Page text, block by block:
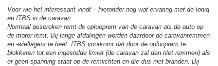
Voor wie het interessant vindt – hieronder nog wat ervaring met de Ioniq
en ITBS in de caravan.
Normaal gesproken remt de oplooprem van de caravan als de auto op
de motor remt. Bij lange afdalingen worden daardoor de caravanremmen
en -wiellagers te heet. ITBS voorkomt dat door de oplooprem te
blokkeren tot een ingestelde limiet (de caravan zal dan niet remmen) als
er geen spanning staat op de remlichten en die dus niet branden. Bij